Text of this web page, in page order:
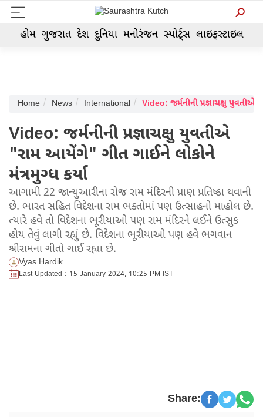
હોમ ગુજરાત દેશ દુનિયા મનોરંજન સ્પોર્ટ્સ લાઇફસ્ટાઇલ
Home News International
Video: જર્મનીની પ્રજ્ઞાચક્ષુ યુવતીએ
"રામ આયેંગે" ગીત ગાઈને લોકોને
મંત્રમુગ્ધ કર્યા
આગામી 22 જાન્યુઆરીના રોજ રામ મંદિરની પ્રાણ પ્રતિષ્ઠા થવાની
છે. ભારત સહિત વિદેશના રામ ભક્તોમાં પણ ઉત્સાહનો માહોલ છે.
ત્યારે હવે તો વિદેશના ભૂરીયાઓ પણ રામ મંદિરને લઈને ઉત્સુક
હોય તેવું લાગી રહ્યું છે. વિદેશના ભૂરીયાઓ પણ હવે ભગવાન
શ્રીરામના ગીતો ગાઈ રહ્યા છે.
Vyas Hardik
Last Updated : 15 January 2024, 10:25 PM IST
Share: